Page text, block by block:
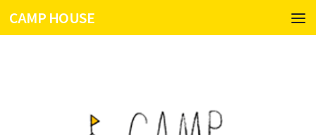
コンテンツへスキップ
CAMP HOUSE